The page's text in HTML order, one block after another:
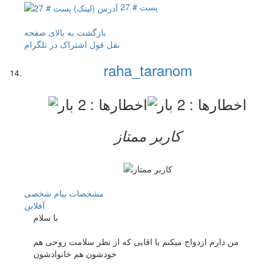
پست # 27
بازگشت به بالای صفحه
نقل قول اشتراک در تلگرام
raha_taranom
کاربر ممتاز
مشخصات پیام شخصی
آفلاين
با سلام
من دارم ازدواج میکنم با اقایی که از نظر سلامت روحی هم
خودشون هم خانوادشون